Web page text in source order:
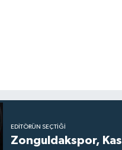
EDITÖRÜN SEÇTIĞI
Zonguldakspor,